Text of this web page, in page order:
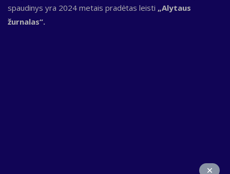
spaudinys yra 2024 metais pradėtas leisti „Alytaus
žurnalas“.